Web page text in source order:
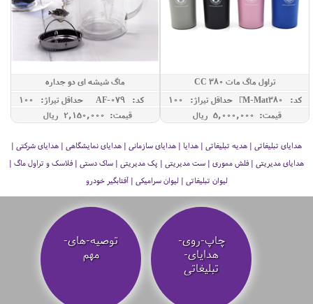
تراول ماگ مات 380 CC
کد: TM-Mat380
حداقل تيراژ: 100
قیمت: 5,000,000 ريال
ماگ شیشه ای دو جداره
کد: AF-079
حداقل تيراژ: 100
قیمت: 2,150,000 ريال
هدایای تبلیغاتی | هدیه تبلیغاتی | هدایا | هدایای سازمانی | هدایای نمایشگاهی | هدایای شرکتی |
هدایای مدیریتی | فلش مموری | ست مدیریتی | پک مدیریتی | ساک دستی | فلاسک و تراول ماگ |
لیوان تبلیغاتی | لیوان سرامیکی | آفتابگیر خودرو
چاپ-روی-
هدایای-
تبلیغاتی
توصیه‌-های-
مهم